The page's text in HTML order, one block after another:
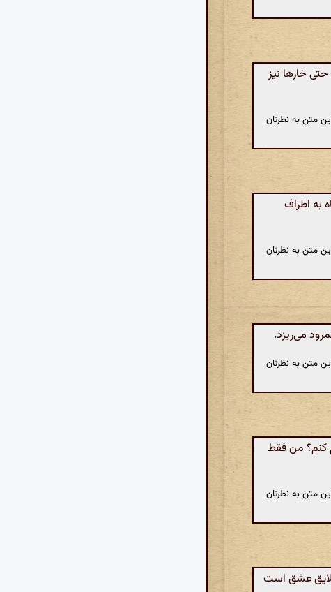
خارها نیز
متن به نظرتان
به اطراف
متن به نظرتان
می‌ریزد.
متن به نظرتان
کنم؟ من فقط
متن به نظرتان
عشق است